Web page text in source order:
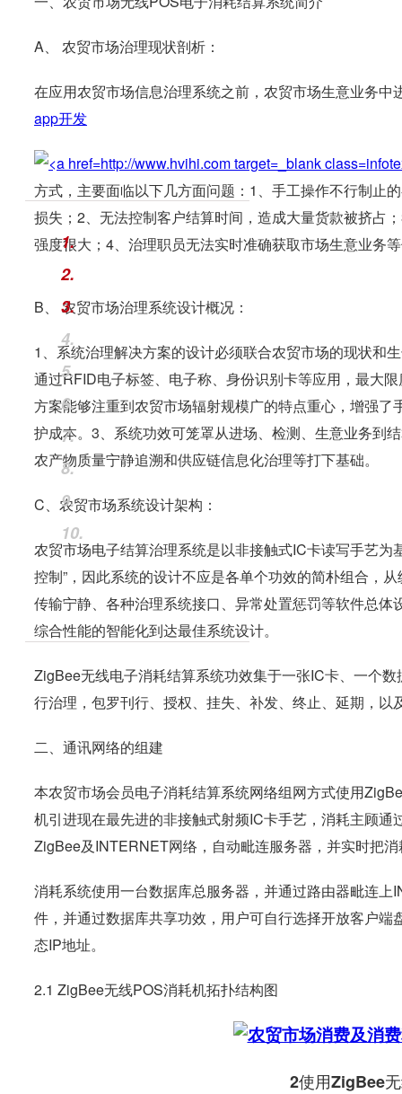
A、 农贸市场治理现状剖析：
在应用农贸市场信息治理系统之前，农贸市场生意业务
app开发
方式，主要面临以下几方面问题：1、手工操作不行制止
损失；2、无法控制客户结算时间，造成大量货款被挤占
强度很大；4、治理职员无法实时准确获取市场生意业务
B、 农贸市场治理系统设计概况：
1、系统治理解决方案的设计必须联合农贸市场的现状和
通过RFID电子标签、电子称、身份识别卡等应用，最大
方案能够注重到农贸市场辐射规模广的特点重心，增强
护成本。3、系统功效可笼罩从进场、检测、生意业务到
农产物质量宁静追溯和供应链信息化治理等打下基础。
C、农贸市场系统设计架构：
农贸市场电子结算治理系统是以非接触式IC卡读写手艺
控制”，因此系统的设计不应是各单个功效的简朴组合，
传输宁静、各种治理系统接口、异常处置惩罚等软件总
综合性能的智能化到达最佳系统设计。
ZigBee无线电子消耗结算系统功效集于一张IC卡、一个
行治理，包罗刊行、授权、挂失、补发、终止、延期，
二、通讯网络的组建
本农贸市场会员电子消耗结算系统网络组网方式使用
机引进现在最先进的非接触式射频IC卡手艺，消耗主顾
ZigBee及INTERNET网络，自动毗连服务器，并实时把
消耗系统使用一台数据库总服务器，并通过路由器毗连
件，并通过数据库共享功效，用户可自行选择开放客户
态IP地址。
2.1 ZigBee无线POS消耗机拓扑结构图
2使用ZigBee
1.
2.
3.
4.
5.
6.
7.
8.
9.
10.